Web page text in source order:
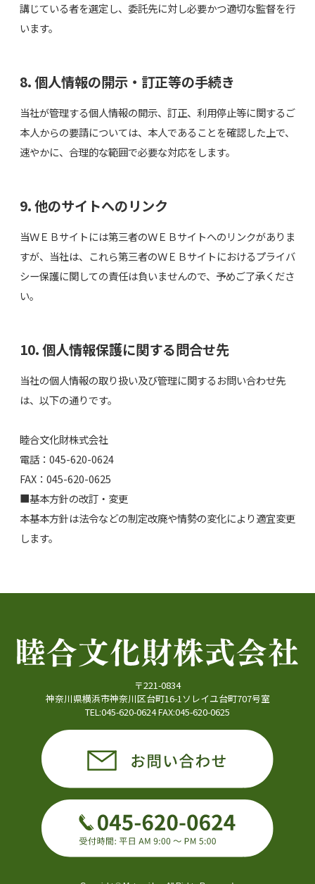
講じている者を選定し、委託先に対し必要かつ適切な監督を行
います。
8. 個人情報の開示・訂正等の手続き
当社が管理する個人情報の開示、訂正、利用停止等に関するご
本人からの要請については、本人であることを確認した上で、
速やかに、合理的な範囲で必要な対応をします。
9. 他のサイトへのリンク
当ＷＥＢサイトには第三者のＷＥＢサイトへのリンクがありま
すが、当社は、これら第三者のＷＥＢサイトにおけるプライバ
シー保護に関しての責任は負いませんので、予めご了承くださ
い。
10. 個人情報保護に関する問合せ先
当社の個人情報の取り扱い及び管理に関するお問い合わせ先
は、以下の通りです。
睦合文化財株式会社
電話：045-620-0624
FAX：045-620-0625
■基本方針の改訂・変更
本基本方針は法令などの制定改廃や情勢の変化により適宜変更
します。
〒221-0834
神奈川県横浜市神奈川区台町16-1ソレイユ台町707号室
TEL:045-620-0624 FAX:045-620-0625